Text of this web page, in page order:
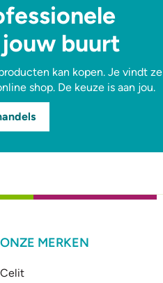
buurt
kan kopen. Je vindt ze
shop. De keuze is aan jou.
ONZE MERKEN
Celit